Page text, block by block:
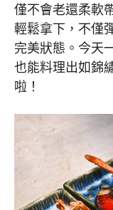
僅不會老還柔軟
輕鬆拿下，不僅
完美狀態。今天
也能料理出如錦
啦！